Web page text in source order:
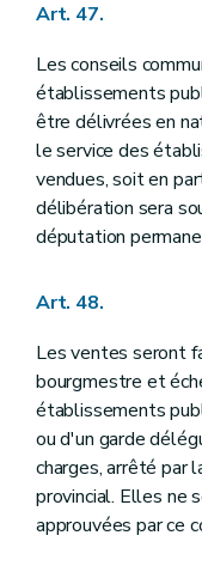
Art. 47.
Les conseils
établissements
être délivrées en
le service des
vendues, soit en
délibération sera
députation
Art. 48.
Les ventes seront
bourgmestre et
établissements
ou d'un garde
charges, arrêté par
provincial. Elles ne
approuvées par ce